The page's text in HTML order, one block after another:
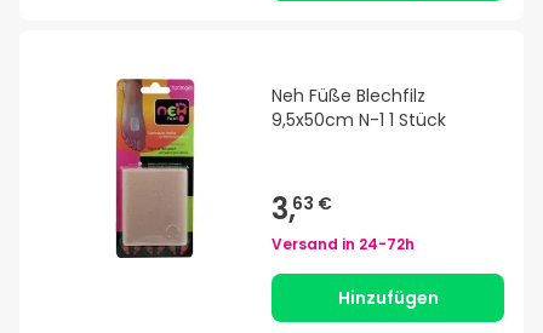
Neh Füße Blechfilz
9,5x50cm N-1 1 Stück
3,63 €
Versand in 24-72h
Hinzufügen